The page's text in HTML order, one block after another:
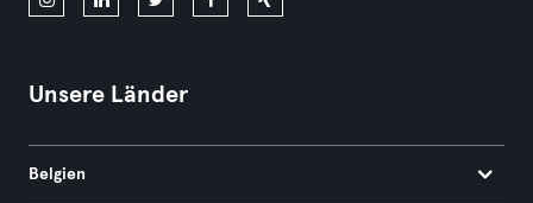
Unsere Länder
Belgien